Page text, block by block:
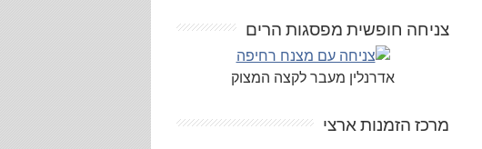
צניחה חופשית מפסגות הרים
אדרנלין מעבר לקצה המצוק
מרכז הזמנות ארצי